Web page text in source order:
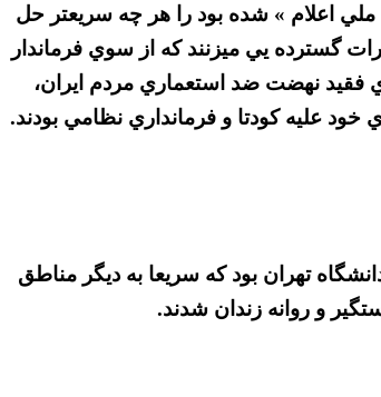
اعلام » شده بود را هر چه سريعتر حل
به تظاهرات گسترده يي ميزنند كه از سوي فرماندار
فقيد نهضت ضد استعماري مردم ايران،
عليه كودتا و فرمانداري نظامي بودند.
تهران بود كه سريعا به ديگر مناطق
و روانه زندان شدند.